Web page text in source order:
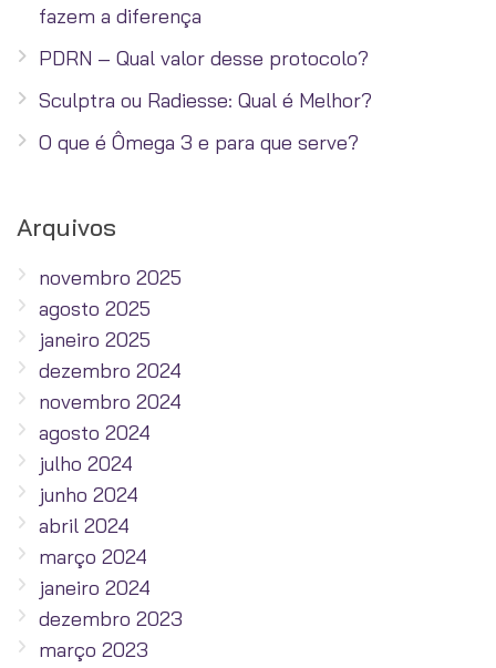
fazem a diferença
PDRN – Qual valor desse protocolo?
Sculptra ou Radiesse: Qual é Melhor?
O que é Ômega 3 e para que serve?
Arquivos
novembro 2025
agosto 2025
janeiro 2025
dezembro 2024
novembro 2024
agosto 2024
julho 2024
junho 2024
abril 2024
março 2024
janeiro 2024
dezembro 2023
março 2023